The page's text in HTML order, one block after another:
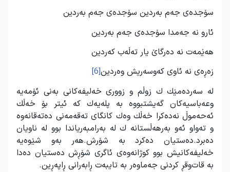
سۆجده‌ی جه‌م به‌ردین سۆجده‌ی جه‌م به‌ردین
ئارو نه‌ جه‌مدا سۆجده‌ی جه‌م به‌ردین
هه‌ێمه‌ت نه‌ ده‌رگاێ یار ته‌ڵه‌ب كه‌ردین
زه‌‌‌ڕه‌ی نه‌ ئاوی كه‌وسه‌ریش وه‌ردین[6]
له‌ سه‌رده‌مێك ك زوڵم و زووری خه‌لیفه‌كانی به‌نی ئۆمه‌یه‌‌
وعه‌باسیه‌كان گه‌یشتبووه به‌ پله‌یه‌ك كه‌ ئیتر بۆ خه‌ڵك
ئه‌حه‌موڵ نه‌‌‌ده‌‌كرا خه‌ڵك وه‌ك كانگای ته‌قه‌مه‌نی ده‌ته‌قانه‌وه
و ته‌واو ئه‌و به‌رهه‌ڵستانه‌ ك له به‌رامبه‌ریاندا بوو له‌ ناویان
ده‌برد.ده‌ستیان ده‌كرد به‌ شۆرش.هه‌ر به‌‌و شێوه‌یه‌
خه‌لیفه‌كانیش بوو كوژانه‌وه‌ی ئاگری شۆڕش ده‌ستیان ده‌دا
به‌ قات‌وقڕ كردنی جه‌ماوه‌ر به‌ تایبه‌ت ڕابه‌رانی ڕاپه‌ڕین.